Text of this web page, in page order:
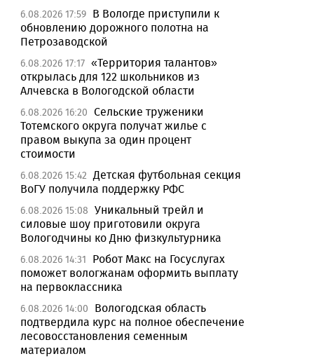
6.08.2026 17:59 В Вологде приступили к
обновлению дорожного полотна на
Петрозаводской
6.08.2026 17:17 «Территория талантов»
открылась для 122 школьников из
Алчевска в Вологодской области
6.08.2026 16:20 Сельские труженики
Тотемского округа получат жилье с
правом выкупа за один процент
стоимости
6.08.2026 15:42 Детская футбольная секция
ВоГУ получила поддержку РФС
6.08.2026 15:08 Уникальный трейл и
силовые шоу приготовили округа
Вологодчины ко Дню физкультурника
6.08.2026 14:31
Робот Макс на Госуслугах
поможет вологжанам оформить выплату
на первоклассника
6.08.2026 14:00
Вологодская область
подтвердила курс на полное обеспечение
лесовосстановления семенным
материалом